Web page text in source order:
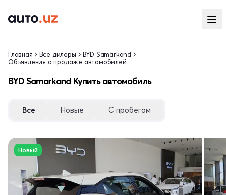
Главная Все дилеры
BYD Samarkand
Объявления о продаже автомобилей
BYD Samarkand Купить автомобиль
Все Новые С пробегом
Новый